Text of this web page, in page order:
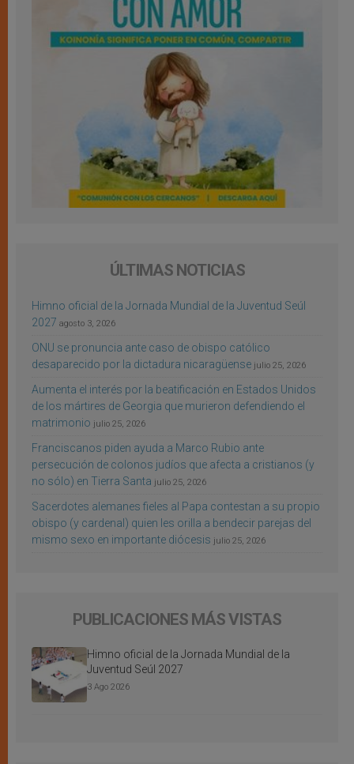
ÚLTIMAS NOTICIAS
Himno oficial de la Jornada Mundial de la Juventud Seúl
2027 agosto 3, 2026
ONU se pronuncia ante caso de obispo católico
desaparecido por la dictadura nicaragüense julio 25, 2026
Aumenta el interés por la beatificación en Estados Unidos
de los mártires de Georgia que murieron defendiendo el
matrimonio julio 25, 2026
Franciscanos piden ayuda a Marco Rubio ante
persecución de colonos judíos que afecta a cristianos (y
no sólo) en Tierra Santa julio 25, 2026
Sacerdotes alemanes fieles al Papa contestan a su propio
obispo (y cardenal) quien les orilla a bendecir parejas del
mismo sexo en importante diócesis julio 25, 2026
PUBLICACIONES MÁS VISTAS
Himno oficial de la Jornada Mundial de la
Juventud Seúl 2027
3 Ago 2026